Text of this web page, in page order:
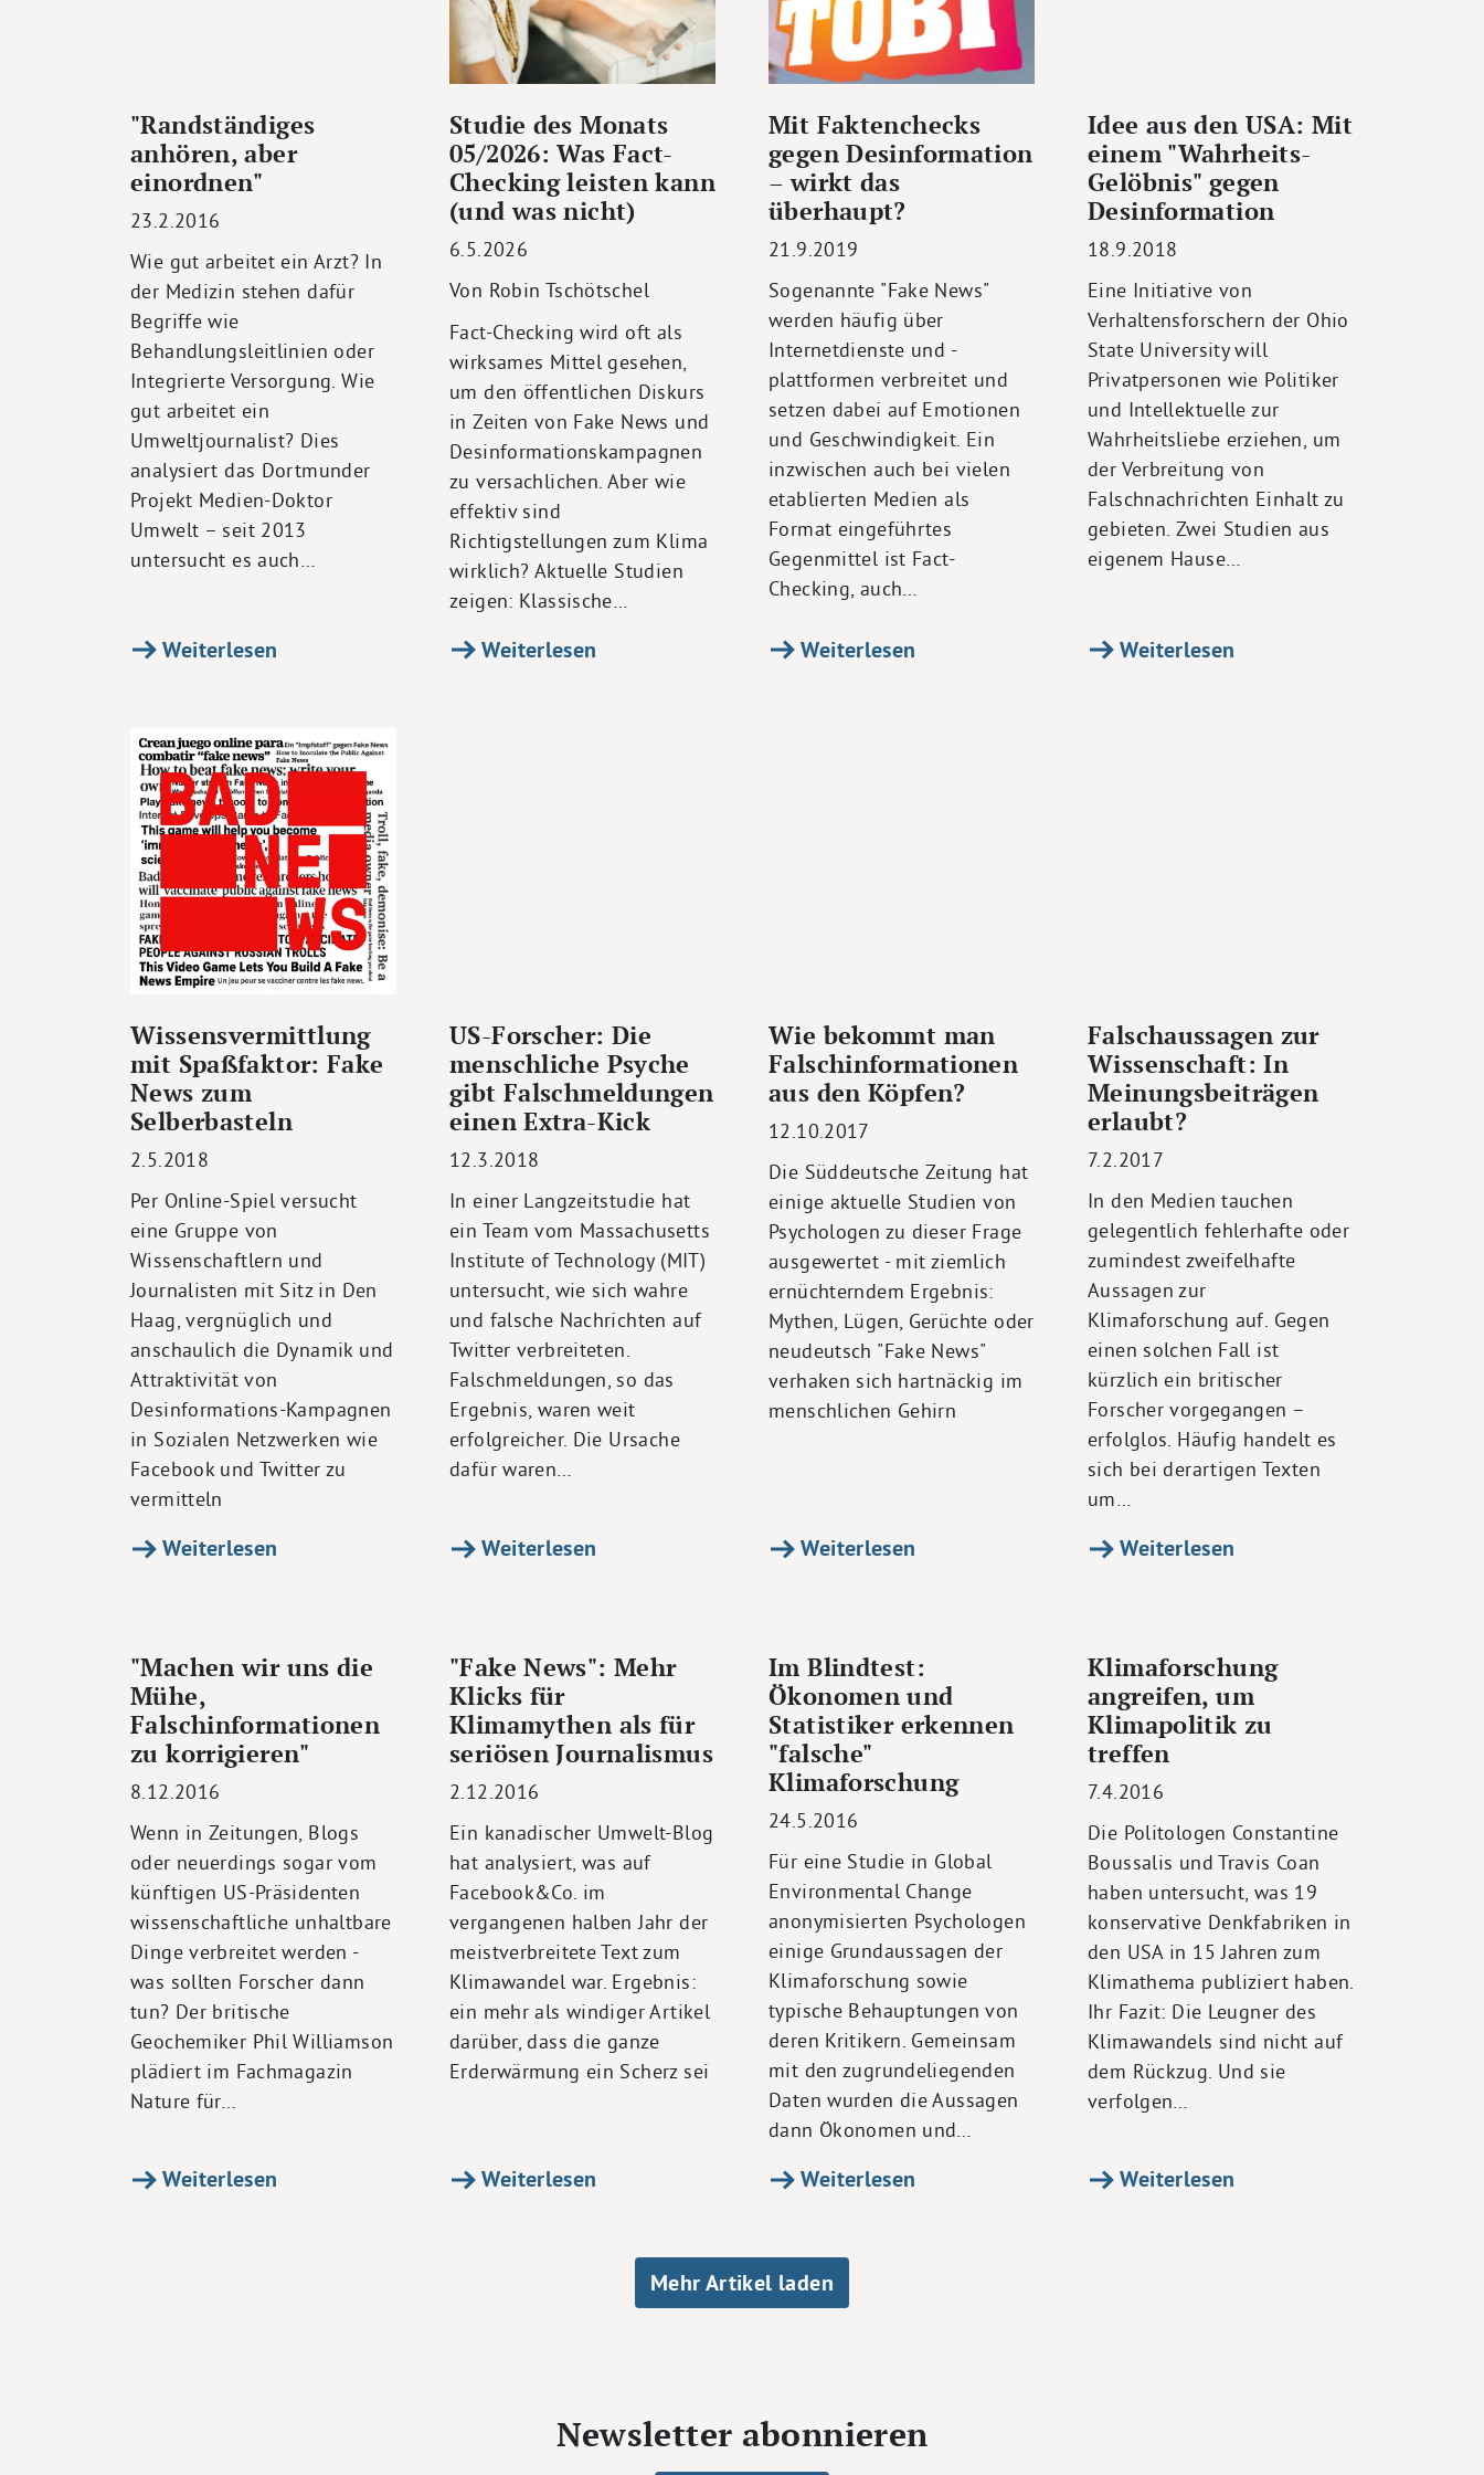
"Randständiges
anhören, aber
einordnen"
23.2.2016
Wie gut arbeitet ein Arzt? In
der Medizin stehen dafür
Begriffe wie
Behandlungsleitlinien oder
Integrierte Versorgung. Wie
gut arbeitet ein
Umweltjournalist? Dies
analysiert das Dortmunder
Projekt Medien-Doktor
Umwelt – seit 2013
untersucht es auch…
Weiterlesen
Studie des Monats
05/2026: Was Fact-
Checking leisten kann
(und was nicht)
6.5.2026
Von Robin Tschötschel
Fact-Checking wird oft als
wirksames Mittel gesehen,
um den öffentlichen Diskurs
in Zeiten von Fake News und
Desinformationskampagnen
zu versachlichen. Aber wie
effektiv sind
Richtigstellungen zum Klima
wirklich? Aktuelle Studien
zeigen: Klassische…
Weiterlesen
Mit Faktenchecks
gegen Desinformation
– wirkt das
überhaupt?
21.9.2019
Sogenannte "Fake News"
werden häufig über
Internetdienste und -
plattformen verbreitet und
setzen dabei auf Emotionen
und Geschwindigkeit. Ein
inzwischen auch bei vielen
etablierten Medien als
Format eingeführtes
Gegenmittel ist Fact-
Checking, auch…
Weiterlesen
Idee aus den USA: Mit
einem "Wahrheits-
Gelöbnis" gegen
Desinformation
18.9.2018
Eine Initiative von
Verhaltensforschern der Ohio
State University will
Privatpersonen wie Politiker
und Intellektuelle zur
Wahrheitsliebe erziehen, um
der Verbreitung von
Falschnachrichten Einhalt zu
gebieten. Zwei Studien aus
eigenem Hause…
Weiterlesen
Wissensvermittlung
mit Spaßfaktor: Fake
News zum
Selberbasteln
2.5.2018
Per Online-Spiel versucht
eine Gruppe von
Wissenschaftlern und
Journalisten mit Sitz in Den
Haag, vergnüglich und
anschaulich die Dynamik und
Attraktivität von
Desinformations-Kampagnen
in Sozialen Netzwerken wie
Facebook und Twitter zu
vermitteln
Weiterlesen
US-Forscher: Die
menschliche Psyche
gibt Falschmeldungen
einen Extra-Kick
12.3.2018
In einer Langzeitstudie hat
ein Team vom Massachusetts
Institute of Technology (MIT)
untersucht, wie sich wahre
und falsche Nachrichten auf
Twitter verbreiteten.
Falschmeldungen, so das
Ergebnis, waren weit
erfolgreicher. Die Ursache
dafür waren…
Weiterlesen
Wie bekommt man
Falschinformationen
aus den Köpfen?
12.10.2017
Die Süddeutsche Zeitung hat
einige aktuelle Studien von
Psychologen zu dieser Frage
ausgewertet - mit ziemlich
ernüchterndem Ergebnis:
Mythen, Lügen, Gerüchte oder
neudeutsch "Fake News"
verhaken sich hartnäckig im
menschlichen Gehirn
Weiterlesen
Falschaussagen zur
Wissenschaft: In
Meinungsbeiträgen
erlaubt?
7.2.2017
In den Medien tauchen
gelegentlich fehlerhafte oder
zumindest zweifelhafte
Aussagen zur
Klimaforschung auf. Gegen
einen solchen Fall ist
kürzlich ein britischer
Forscher vorgegangen –
erfolglos. Häufig handelt es
sich bei derartigen Texten
um…
Weiterlesen
"Machen wir uns die
Mühe,
Falschinformationen
zu korrigieren"
8.12.2016
Wenn in Zeitungen, Blogs
oder neuerdings sogar vom
künftigen US-Präsidenten
wissenschaftliche unhaltbare
Dinge verbreitet werden -
was sollten Forscher dann
tun? Der britische
Geochemiker Phil Williamson
plädiert im Fachmagazin
Nature für…
Weiterlesen
"Fake News": Mehr
Klicks für
Klimamythen als für
seriösen Journalismus
2.12.2016
Ein kanadischer Umwelt-Blog
hat analysiert, was auf
Facebook&Co. im
vergangenen halben Jahr der
meistverbreitete Text zum
Klimawandel war. Ergebnis:
ein mehr als windiger Artikel
darüber, dass die ganze
Erderwärmung ein Scherz sei
Weiterlesen
Im Blindtest:
Ökonomen und
Statistiker erkennen
"falsche"
Klimaforschung
24.5.2016
Für eine Studie in Global
Environmental Change
anonymisierten Psychologen
einige Grundaussagen der
Klimaforschung sowie
typische Behauptungen von
deren Kritikern. Gemeinsam
mit den zugrundeliegenden
Daten wurden die Aussagen
dann Ökonomen und…
Weiterlesen
Klimaforschung
angreifen, um
Klimapolitik zu
treffen
7.4.2016
Die Politologen Constantine
Boussalis und Travis Coan
haben untersucht, was 19
konservative Denkfabriken in
den USA in 15 Jahren zum
Klimathema publiziert haben.
Ihr Fazit: Die Leugner des
Klimawandels sind nicht auf
dem Rückzug. Und sie
verfolgen…
Weiterlesen
Mehr Artikel laden
Newsletter abonnieren